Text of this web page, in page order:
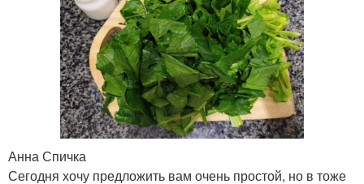
Анна Спичка
Сегодня хочу предложить вам очень простой, но в тоже